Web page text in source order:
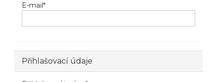
E-mail*
Přihlašovací údaje